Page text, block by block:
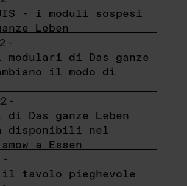
- i moduli sospesi
Leben
-
di Das ganze
il modo di
-
Das ganze Leben
disponibili nel
a Essen
-
il tavolo pieghevole